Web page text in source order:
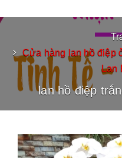
Cửa hàng lan hồ điệp
Lan
lan hồ điệp